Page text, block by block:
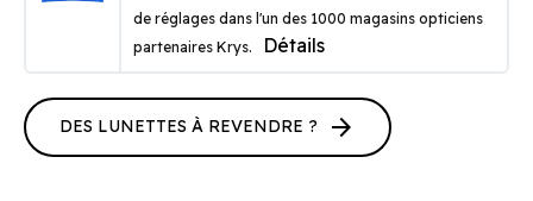
de réglages dans l'un des 1000 magasins opticiens
partenaires Krys.
Détails
DES LUNETTES À REVENDRE ? arrow_forward